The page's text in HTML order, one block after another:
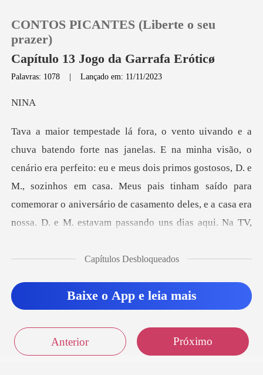
Histórico
Sair
Baixar App
CONTOS PICANTES (Liberte o seu
prazer)
Capítulo 13 Jogo da Garrafa Eróticø
Palavras: 1078 |Lançado em: 11/11/2023
I
era perfeito: eu e meus dois primos gostosos, D. e
M., sozinhos em casa. Meus pais tinham saído para
comemorar o a
Capítulos Desbloqueados
Baixe o App e leia mais
Anterior Próximo